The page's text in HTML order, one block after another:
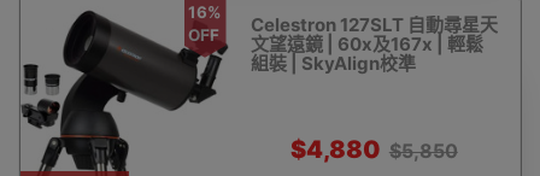
16%
OFF
Celestron 127SLT 自動尋星天
文望遠鏡 | 60x及167x | 輕鬆
組裝 | SkyAlign校準
$4,880 $5,850